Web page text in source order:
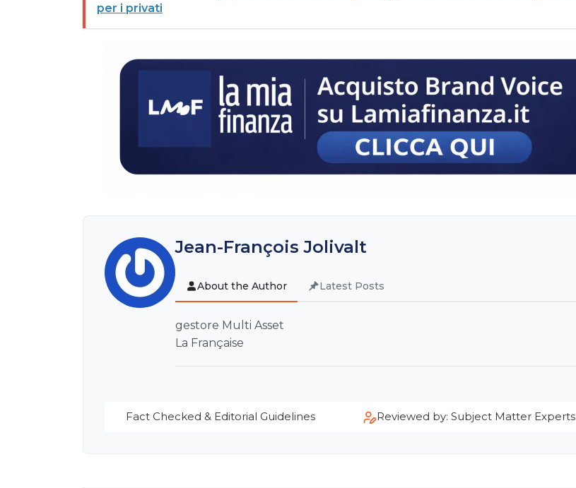
per i privati
Jean-François Jolivalt
About the Author Latest Posts
gestore Multi Asset
La Française
Fact Checked & Editorial Guidelines Reviewed by: Subject Matter Experts